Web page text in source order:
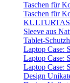
Taschen für
Taschen für
Sleeve aus
Tablet-
Laptop Case:
Laptop Case:
Laptop Case:
Design